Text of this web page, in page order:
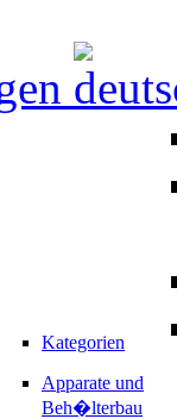
Kategorien
Apparate und
Beh�lterbau